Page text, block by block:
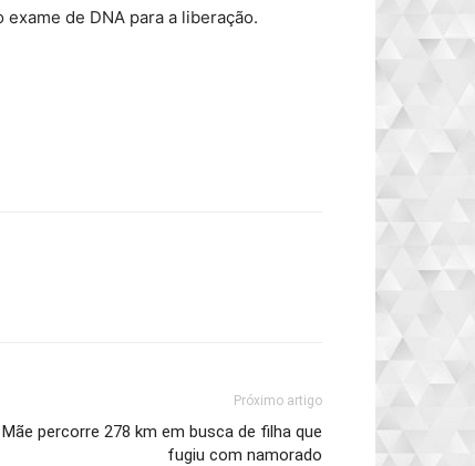
de DNA para a liberação.
Próximo artigo
Mãe percorre 278 km em busca de filha que
fugiu com namorado